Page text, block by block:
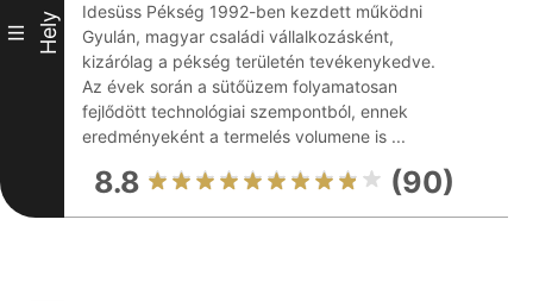
III Hely
Idesüss Pékség 1992-ben kezdett működni
Gyulán, magyar családi vállalkozásként,
kizárólag a pékség területén tevékenykedve.
Az évek során a sütőüzem folyamatosan
fejlődött technológiai szempontból, ennek
eredményeként a termelés volumene is ...
8.8 (90)